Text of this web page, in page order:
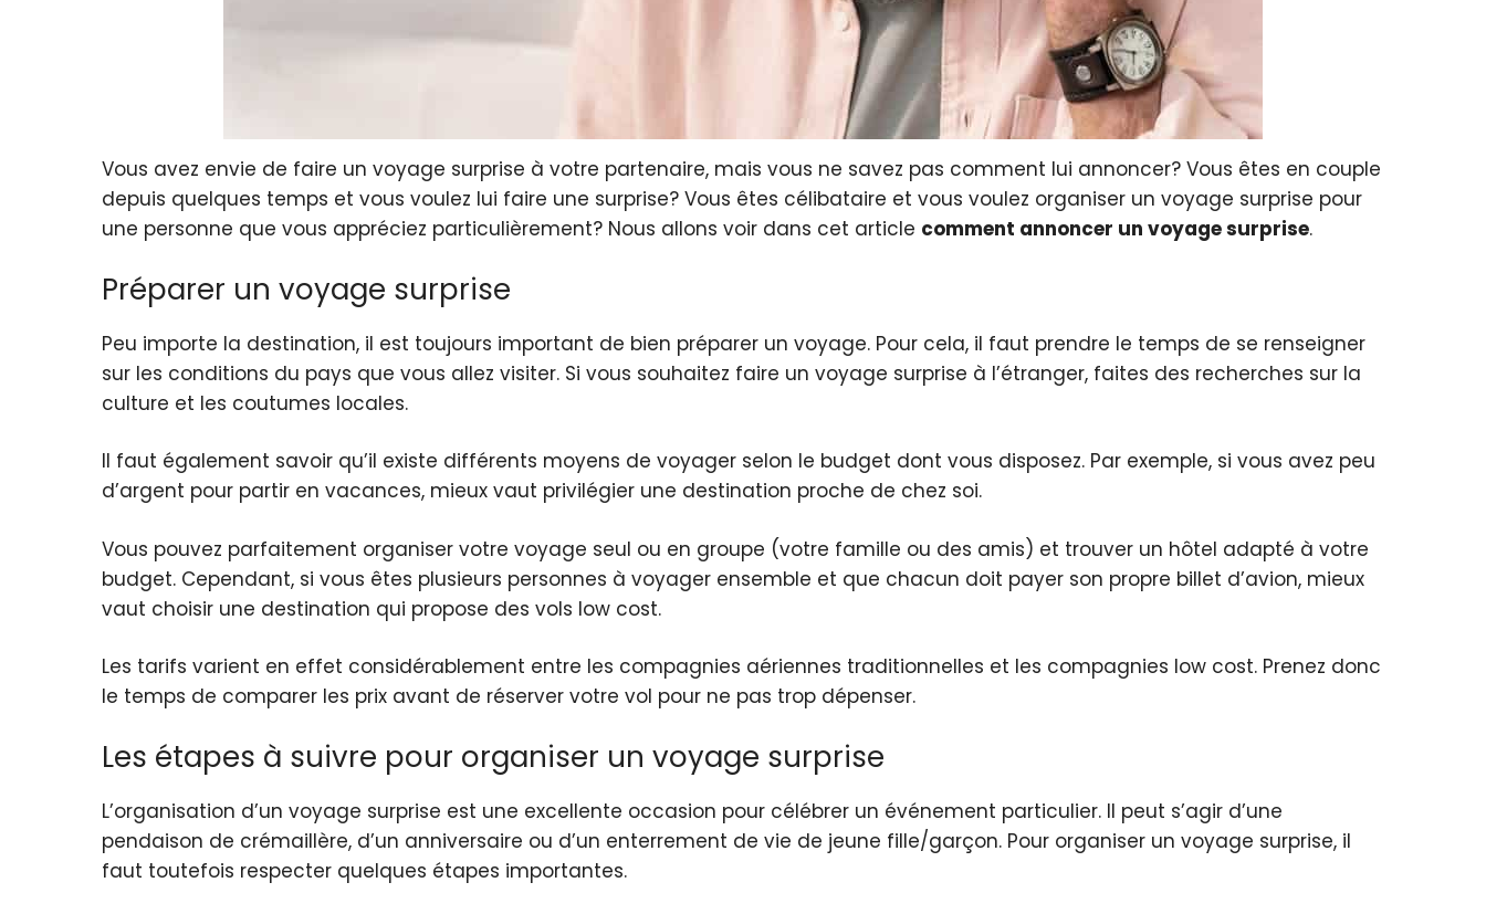
Vous avez envie de faire un voyage surprise à votre partenaire, mais vous ne savez pas comment lui annoncer? Vous êtes en couple
depuis quelques temps et vous voulez lui faire une surprise? Vous êtes célibataire et vous voulez organiser un voyage surprise pour
une personne que vous appréciez particulièrement? Nous allons voir dans cet article comment annoncer un voyage surprise.
Préparer un voyage surprise
Peu importe la destination, il est toujours important de bien préparer un voyage. Pour cela, il faut prendre le temps de se renseigner
sur les conditions du pays que vous allez visiter. Si vous souhaitez faire un voyage surprise à l’étranger, faites des recherches sur la
culture et les coutumes locales.
Il faut également savoir qu’il existe différents moyens de voyager selon le budget dont vous disposez. Par exemple, si vous avez peu
d’argent pour partir en vacances, mieux vaut privilégier une destination proche de chez soi.
Vous pouvez parfaitement organiser votre voyage seul ou en groupe (votre famille ou des amis) et trouver un hôtel adapté à votre
budget. Cependant, si vous êtes plusieurs personnes à voyager ensemble et que chacun doit payer son propre billet d’avion, mieux
vaut choisir une destination qui propose des vols low cost.
Les tarifs varient en effet considérablement entre les compagnies aériennes traditionnelles et les compagnies low cost. Prenez donc
le temps de comparer les prix avant de réserver votre vol pour ne pas trop dépenser.
Les étapes à suivre pour organiser un voyage surprise
L’organisation d’un voyage surprise est une excellente occasion pour célébrer un événement particulier. Il peut s’agir d’une
pendaison de crémaillère, d’un anniversaire ou d’un enterrement de vie de jeune fille/garçon. Pour organiser un voyage surprise, il
faut toutefois respecter quelques étapes importantes.